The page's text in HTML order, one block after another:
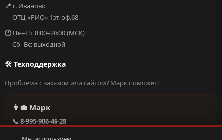
📍 г. Иваново
ОТЦ «РИО» 1эт. оф.68
🕐Пн–Пт 8:00–20:00 (МСК)
Сб–Вс: выходной
🛠 Техподдержка
Проблема с заказом или сайтом? Марк поможет!
👨‍💼 Марк
📞 8-995-906-46-28